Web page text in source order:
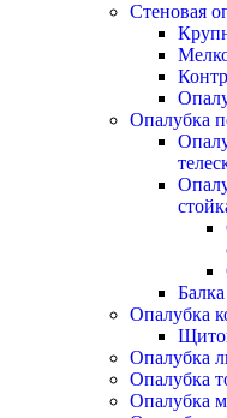
Стеновая
Опалубка
Опалубка
Опалубка
Опалубка
Опалубка